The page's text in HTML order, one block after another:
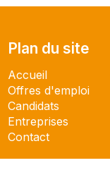
Plan du site
Accueil
Offres d'emploi
Candidats
Entreprises
Contact